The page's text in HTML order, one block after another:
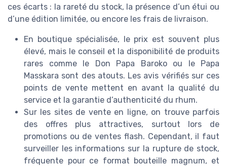
ces écarts : la rareté du stock, la présence d’un étui ou
d’une édition limitée, ou encore les frais de livraison.
En boutique spécialisée, le prix est souvent plus
élevé, mais le conseil et la disponibilité de produits
rares comme le Don Papa Baroko ou le Papa
Masskara sont des atouts. Les avis vérifiés sur ces
points de vente mettent en avant la qualité du
service et la garantie d’authenticité du rhum.
Sur les sites de vente en ligne, on trouve parfois
des offres plus attractives, surtout lors de
promotions ou de ventes flash. Cependant, il faut
surveiller les informations sur la rupture de stock,
fréquente pour ce format bouteille magnum, et